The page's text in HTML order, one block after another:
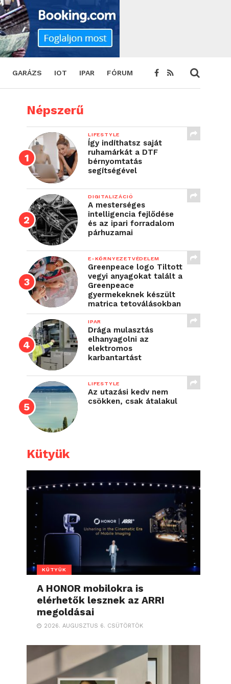
GARÁZS IOT IPAR FÓRUM
Népszerű
LIFESTYLE
Így indíthatsz saját
ruhamárkát a DTF
bérnyomtatás
segítségével
DIGITALIZÁCIÓ
A mesterséges
intelligencia fejlődése
és az ipari forradalom
párhuzamai
E-KÖRNYEZETVÉDELEM
Greenpeace logo Tiltott
vegyi anyagokat talált a
Greenpeace
gyermekeknek készült
matrica tetoválásokban
IPAR
Drága mulasztás
elhanyagolni az
elektromos
karbantartást
LIFESTYLE
Az utazási kedv nem
csökken, csak átalakul
Kütyük
KÜTYÜK
A HONOR mobilokra is
elérhetők lesznek az ARRI
megoldásai
2026. AUGUSZTUS 6. CSÜTÖRTÖK